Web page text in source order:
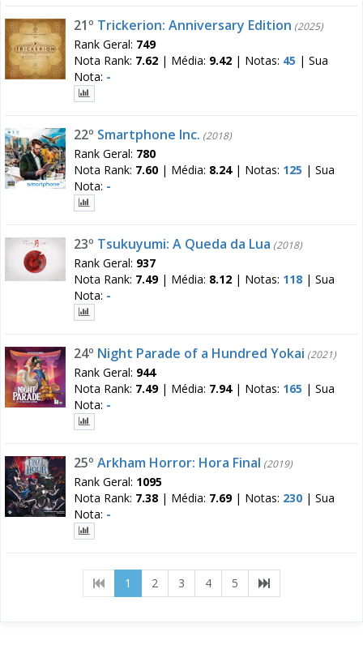
21º Trickerion: Anniversary Edition (2025)
Rank Geral: 749
Nota Rank: 7.62 | Média: 9.42 | Notas: 45 | Sua
Nota: -
22º Smartphone Inc. (2018)
Rank Geral: 780
Nota Rank: 7.60 | Média: 8.24| Notas: 125 | Sua
Nota: -
23º Tsukuyumi: A Queda da Lua (2018)
Rank Geral: 937
Nota Rank: 7.49| Média: 8.12 | Notas: 118 | Sua
Nota: -
24º Night Parade of a Hundred Yokai (2021)
Rank Geral: 944
Nota Rank: 7.49| Média: 7.94| Notas: 165 | Sua
Nota: -
25º Arkham Horror: Hora Final (2019)
Rank Geral: 1095
Nota Rank: 7.38 | Média: 7.69| Notas: 230 | Sua
Nota: -
1 (current)
2 3 4 5